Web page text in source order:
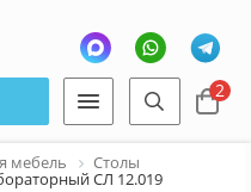
2
мебель Столы
СЛ 12.019